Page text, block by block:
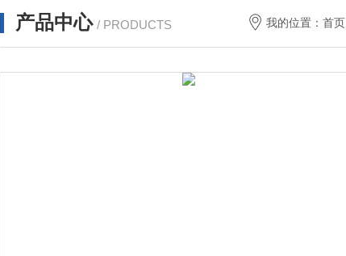
产品中心 / PRODUCTS 我的位置： 首页